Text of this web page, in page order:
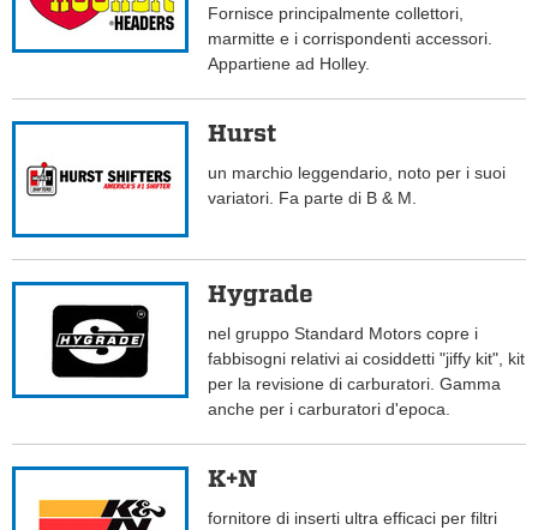
Fornisce principalmente collettori,
marmitte e i corrispondenti accessori.
Appartiene ad Holley.
Hurst
un marchio leggendario, noto per i suoi
variatori. Fa parte di B & M.
Hygrade
nel gruppo Standard Motors copre i
fabbisogni relativi ai cosiddetti "jiffy kit", kit
per la revisione di carburatori. Gamma
anche per i carburatori d'epoca.
K+N
fornitore di inserti ultra efficaci per filtri